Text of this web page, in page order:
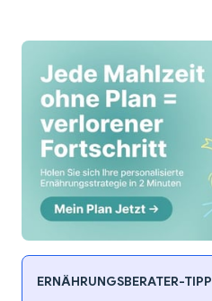
ERNÄHRUNGSBERATER-TIPP